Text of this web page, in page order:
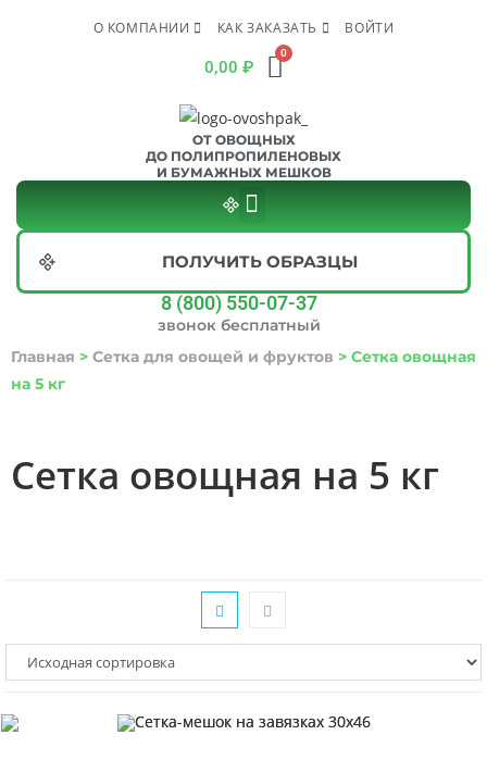
О КОМПАНИИ КАК ЗАКАЗАТЬ ВОЙТИ
0,00 ₽
ОТ ОВОЩНЫХ
ДО ПОЛИПРОПИЛЕНОВЫХ
И БУМАЖНЫХ МЕШКОВ
ПОЛУЧИТЬ ОБРАЗЦЫ
8 (800) 550-07-37
звонок бесплатный
Главная > Сетка для овощей и фруктов > Сетка овощная
на 5 кг
Сетка овощная на 5 кг